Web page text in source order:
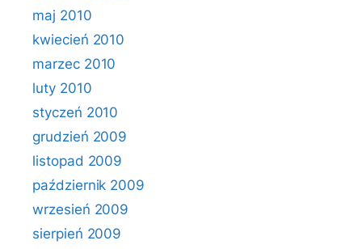
maj 2010
kwiecień 2010
marzec 2010
luty 2010
styczeń 2010
grudzień 2009
listopad 2009
październik 2009
wrzesień 2009
sierpień 2009